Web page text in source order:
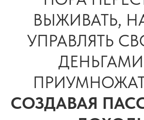
как сохранять деньги, а не терять
на курсах, инфошуме и банках
как выстроить систему,
а не «экономить по чуть-чуть»